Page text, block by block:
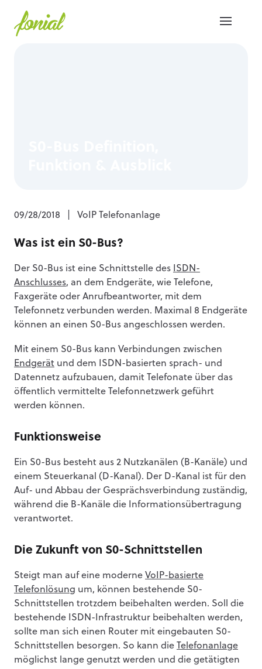
09/28/2018 VoIP Telefonanlage
Was ist ein S0-Bus?
Der S0-Bus ist eine Schnittstelle des
ISDN-
Anschlusses, an dem Endgeräte, wie Telefone,
Faxgeräte oder Anrufbeantworter, mit dem
Telefonnetz verbunden werden. Maximal 8 Endgeräte
können an einen S0-Bus angeschlossen werden.
Mit einem S0-Bus kann Verbindungen zwischen
Endgerät und dem ISDN-basierten sprach- und
Datennetz aufzubauen, damit Telefonate über das
öffentlich vermittelte Telefonnetzwerk geführt
werden können.
Funktionsweise
Ein S0-Bus besteht aus 2 Nutzkanälen (B-Kanäle) und
einem Steuerkanal (D-Kanal). Der D-Kanal ist für den
Auf- und Abbau der Gesprächsverbindung zuständig,
während die B-Kanäle die Informationsübertragung
verantwortet.
Die Zukunft von S0-Schnittstellen
Steigt man auf eine moderne VoIP-basierte
Telefonlösung um, können bestehende S0-
Schnittstellen trotzdem beibehalten werden. Soll die
bestehende ISDN-Infrastruktur beibehalten werden,
sollte man sich einen Router mit eingebauten S0-
Schnittstellen besorgen. So kann die
Telefonanlage
möglichst lange genutzt werden und die getätigten